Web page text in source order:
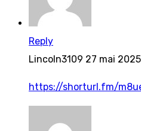
Reply
Lincoln3109 27 mai 2025
https://shorturl.fm/